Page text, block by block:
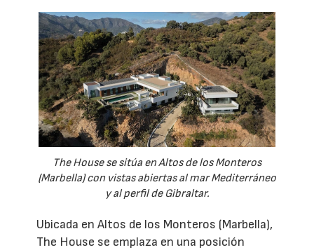
The House se sitúa en Altos de los Monteros
(Marbella) con vistas abiertas al mar Mediterráneo
y al perfil de Gibraltar.
Ubicada en Altos de los Monteros (Marbella),
The House se emplaza en una posición